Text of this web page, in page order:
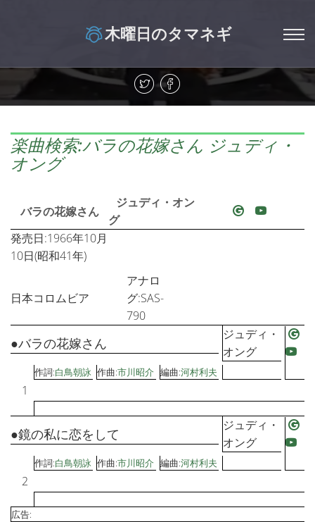
木曜日のタマネギ
楽曲検索:バラの花嫁さん ジュディ・
オング
バラの花嫁さん
ジュディ・オン
グ
発売日:1966年10月
10日(昭和41年)
日本コロムビア
アナロ
グ:SAS-
790
1
●バラの花嫁さん
ジュディ・
オング
作詞:白鳥朝詠 作曲:市川昭介 編曲:河村利夫
2
●鏡の私に恋をして
ジュディ・
オング
作詞:白鳥朝詠 作曲:市川昭介 編曲:河村利夫
広告: